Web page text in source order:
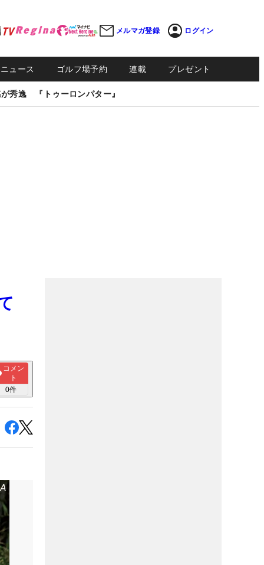
メルマガ登録 ログイン
ュース ゴルフ場予約 連載 プレゼント
秀逸 『トゥーロンパター』
コメン
ト
0件